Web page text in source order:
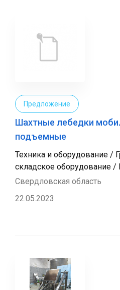
Предложение
Шахтные лебедки
подъемные
Техника и оборудование /
складское оборудование
Свердловская область
22.05.2023